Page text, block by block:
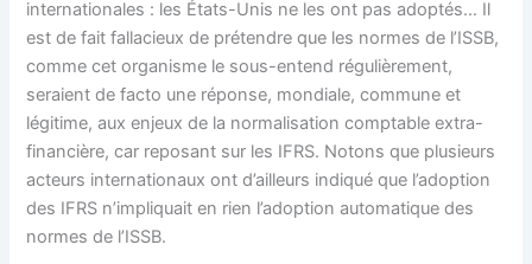
internationales : les États-Unis ne les ont pas adoptés… Il
est de fait fallacieux de prétendre que les normes de l’ISSB,
comme cet organisme le sous-entend régulièrement,
seraient de facto une réponse, mondiale, commune et
légitime, aux enjeux de la normalisation comptable extra-
financière, car reposant sur les IFRS. Notons que plusieurs
acteurs internationaux ont d’ailleurs indiqué que l’adoption
des IFRS n’impliquait en rien l’adoption automatique des
normes de l’ISSB.